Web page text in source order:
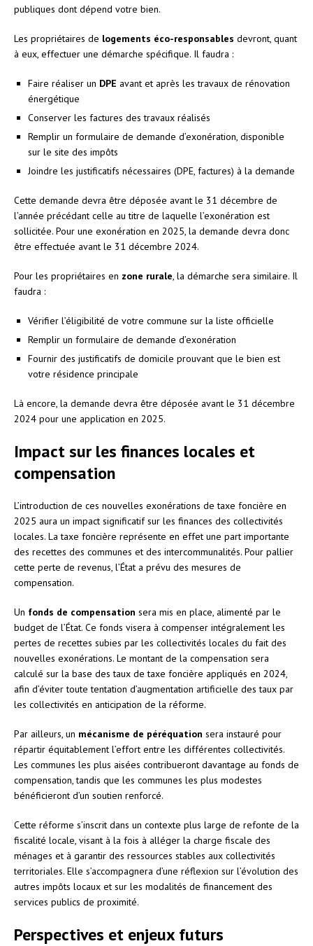
publiques dont dépend votre bien.
Les propriétaires de logements éco-responsables devront, quant
à eux, effectuer une démarche spécifique. Il faudra :
Faire réaliser un DPE avant et après les travaux de rénovation
énergétique
Conserver les factures des travaux réalisés
Remplir un formulaire de demande d’exonération, disponible
sur le site des impôts
Joindre les justificatifs nécessaires (DPE, factures) à la demande
Cette demande devra être déposée avant le 31 décembre de
l’année précédant celle au titre de laquelle l’exonération est
sollicitée. Pour une exonération en 2025, la demande devra donc
être effectuée avant le 31 décembre 2024.
Pour les propriétaires en zone rurale , la démarche sera similaire. Il
faudra :
Vérifier l’éligibilité de votre commune sur la liste officielle
Remplir un formulaire de demande d’exonération
Fournir des justificatifs de domicile prouvant que le bien est
votre résidence principale
Là encore, la demande devra être déposée avant le 31 décembre
2024 pour une application en 2025.
Impact sur les finances locales et
compensation
L’introduction de ces nouvelles exonérations de taxe foncière en
2025 aura un impact significatif sur les finances des collectivités
locales. La taxe foncière représente en effet une part importante
des recettes des communes et des intercommunalités. Pour pallier
cette perte de revenus, l’État a prévu des mesures de
compensation.
Un fonds de compensation sera mis en place, alimenté par le
budget de l’État. Ce fonds visera à compenser intégralement les
pertes de recettes subies par les collectivités locales du fait des
nouvelles exonérations. Le montant de la compensation sera
calculé sur la base des taux de taxe foncière appliqués en 2024,
afin d’éviter toute tentation d’augmentation artificielle des taux par
les collectivités en anticipation de la réforme.
Par ailleurs, un mécanisme de péréquation sera instauré pour
répartir équitablement l’effort entre les différentes collectivités.
Les communes les plus aisées contribueront davantage au fonds de
compensation, tandis que les communes les plus modestes
bénéficieront d’un soutien renforcé.
Cette réforme s’inscrit dans un contexte plus large de refonte de la
fiscalité locale, visant à la fois à alléger la charge fiscale des
ménages et à garantir des ressources stables aux collectivités
territoriales. Elle s’accompagnera d’une réflexion sur l’évolution des
autres impôts locaux et sur les modalités de financement des
services publics de proximité.
Perspectives et enjeux futurs